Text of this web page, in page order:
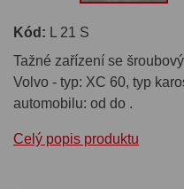
Kód: L 21 S
Tažné zařízení se
Volvo - typ: XC 60, typ
automobilu: od do .
Celý popis produktu